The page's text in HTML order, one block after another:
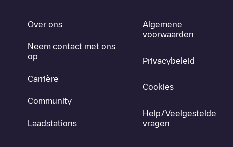
Over ons
Neem contact met ons
op
Carrière
Community
Laadstations
Algemene
voorwaarden
Privacybeleid
Cookies
Help/Veelgestelde
vragen